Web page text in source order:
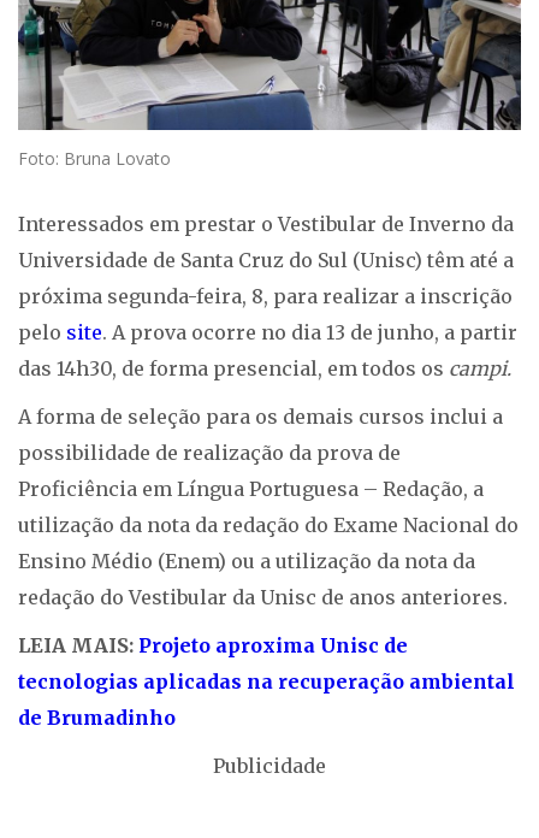
Foto: Bruna Lovato
Interessados em prestar o Vestibular de Inverno da
Universidade de Santa Cruz do Sul (Unisc) têm até a
próxima segunda-feira, 8, para realizar a inscrição
pelo site. A prova ocorre no dia 13 de junho, a partir
das 14h30, de forma presencial, em todos os campi.
A forma de seleção para os demais cursos inclui a
possibilidade de realização da prova de
Proficiência em Língua Portuguesa – Redação, a
utilização da nota da redação do Exame Nacional do
Ensino Médio (Enem) ou a utilização da nota da
redação do Vestibular da Unisc de anos anteriores.
LEIA MAIS: Projeto aproxima Unisc de
tecnologias aplicadas na recuperação ambiental
de Brumadinho
Publicidade